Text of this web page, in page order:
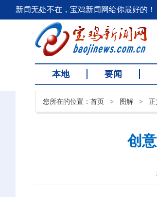
新闻无处不在，宝鸡新闻网给你最好的！
本地 要闻
您所在的位置： 首页 > 图解 > 正
创